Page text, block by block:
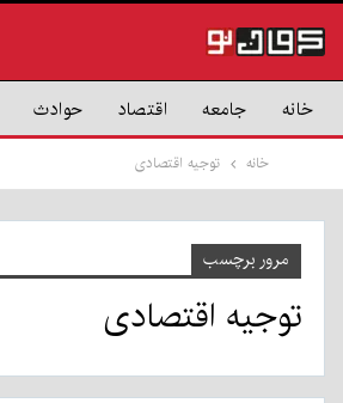
خانه جامعه اقتصاد حوادث
خانه توجیه اقتصادی
مرور برچسب
توجیه اقتصادی